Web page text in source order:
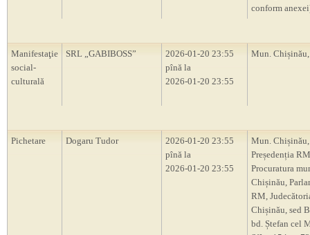
conform
Manifestaţie
social-
culturală
SRL „GABIBOSS”
2026-01-20 23:55
pînă la
2026-01-20 23:55
Mun.
Pichetare Dogaru Tudor
2026-01-20 23:55
pînă la
2026-01-20 23:55
Mun. Chișinău,
Președenția
Procuratura
Chișinău,
RM,
Chișinău, sed
bd. Ștefan cel